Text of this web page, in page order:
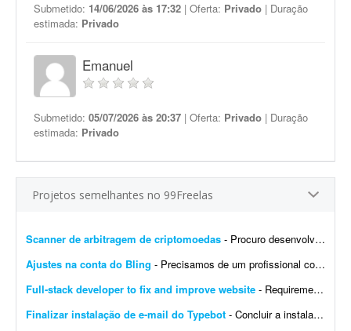
Submetido: 14/06/2026 às 17:32 | Oferta: Privado | Duração
estimada: Privado
Emanuel
Submetido: 05/07/2026 às 20:37 | Oferta: Privado | Duração
estimada: Privado
Projetos semelhantes no 99Freelas
Scanner de arbitragem de criptomoedas - Procuro desenvolvedor full stack para criar uma plataforma profissional e scanner de arbitragem de criptomoedas, semelhante às principais soluções internacionais do mercado, po...
Ajustes na conta do Bling - Precisamos de um profissional com experiência em e-commerce e em configurações no Bling. Atualmente temos a conta de um cliente integrada com loja própria, Mercado Livre,...
Full-stack developer to fix and improve website - Requirements: - Basic to intermediate full-stack development skills - Experience with front-end and back-end web development - Ability to troubleshoot bugs and make small improvements - Good commu...
Finalizar instalação de e-mail do Typebot - Concluir a instalação de e-mail do Typebot. Configurar SMTP, validar o envio de mensagens e integrar a funcionalidade com a instância atual. Entregar documentação ...